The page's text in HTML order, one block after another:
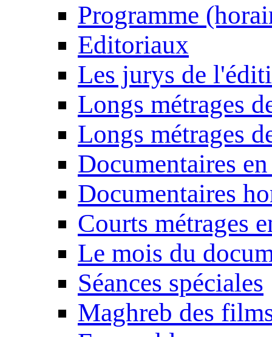
Programme
Editoriaux
Les jurys de
Longs métrages
Longs métrages
Documentaires
Documentaires
Courts métrages
Le mois du
Séances spéciales
Maghreb des